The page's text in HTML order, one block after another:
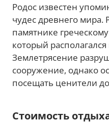
Родос известен
чудес древнего мира.
памятнике
который
Землетрясение
сооружение, однако
посещать ценители
Стоимость